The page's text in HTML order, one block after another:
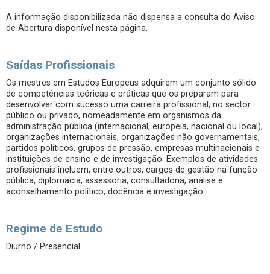
A informação disponibilizada não dispensa a consulta do Aviso
de Abertura disponível nesta página.
Saídas Profissionais
Os mestres em Estudos Europeus adquirem um conjunto sólido
de competências teóricas e práticas que os preparam para
desenvolver com sucesso uma carreira profissional, no sector
público ou privado, nomeadamente em organismos da
administração pública (internacional, europeia, nacional ou local),
organizações internacionais, organizações não governamentais,
partidos políticos, grupos de pressão, empresas multinacionais e
instituições de ensino e de investigação. Exemplos de atividades
profissionais incluem, entre outros, cargos de gestão na função
pública, diplomacia, assessoria, consultadoria, análise e
aconselhamento político, docência e investigação.
Regime de Estudo
Diurno / Presencial